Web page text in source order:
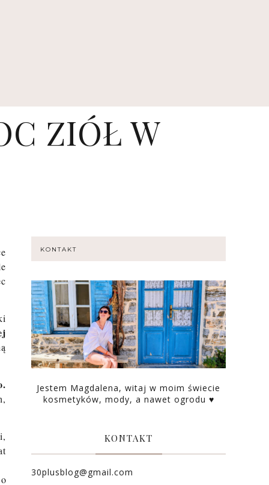
ZIÓŁ W
KONTAKT
Jestem Magdalena, witaj w moim świecie
kosmetyków, mody, a nawet ogrodu ♥
KONTAKT
30plusblog@gmail.com